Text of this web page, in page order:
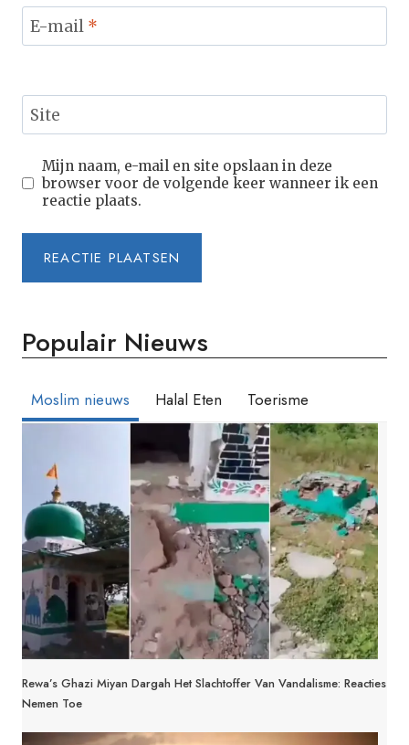
E-mail *
Site
Mijn naam, e-mail en site opslaan in deze
browser voor de volgende keer wanneer ik een
reactie plaats.
Populair Nieuws
Moslim nieuws Halal Eten Toerisme
Rewa’s Ghazi Miyan Dargah Het Slachtoffer Van Vandalisme: Reacties
Nemen Toe